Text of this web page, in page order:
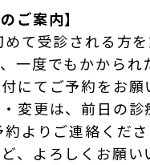
ご案内】
て受診される方
一度でもかかられ
にてご予約をお願
変更は、前日の診
よりご連絡くださ
、よろしくお願い